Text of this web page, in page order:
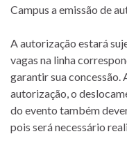
Campus a emissão de
A autorização estará
vagas na linha
garantir sua concessão.
autorização, o
do evento também
pois será necessário